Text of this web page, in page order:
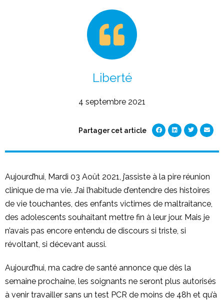
Liberté
4 septembre 2021
Partager cet article
Aujourd’hui, Mardi 03 Août 2021, j’assiste à la pire réunion
clinique de ma vie. J’ai l’habitude d’entendre des histoires
de vie touchantes, des enfants victimes de maltraitance,
des adolescents souhaitant mettre fin à leur jour. Mais je
n’avais pas encore entendu de discours si triste, si
révoltant, si décevant aussi.
Aujourd’hui, ma cadre de santé annonce que dès la
semaine prochaine, les soignants ne seront plus autorisés
à venir travailler sans un test PCR de moins de 48h et qu’à